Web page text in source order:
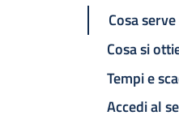
Cosa serve
Cosa si
Tempi e
Accedi al